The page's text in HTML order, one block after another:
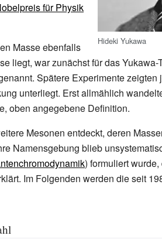
Hideki Yukawa
für Physik
Masse ebenfalls
liegt, war zunächst für das Yukawa-
Spätere Experimente zeigten
unterliegt. Erst allmählich
oben angegebene Definition.
Mesonen entdeckt, deren
Namensgebung blieb
) formuliert
Im Folgenden werden die seit